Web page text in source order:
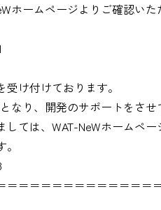
ホームページよりご確認いた
け付けております。
なり、開発のサポートをさせ
ては、WAT-NeWホームペ
＝＝＝＝＝＝＝＝＝＝＝＝